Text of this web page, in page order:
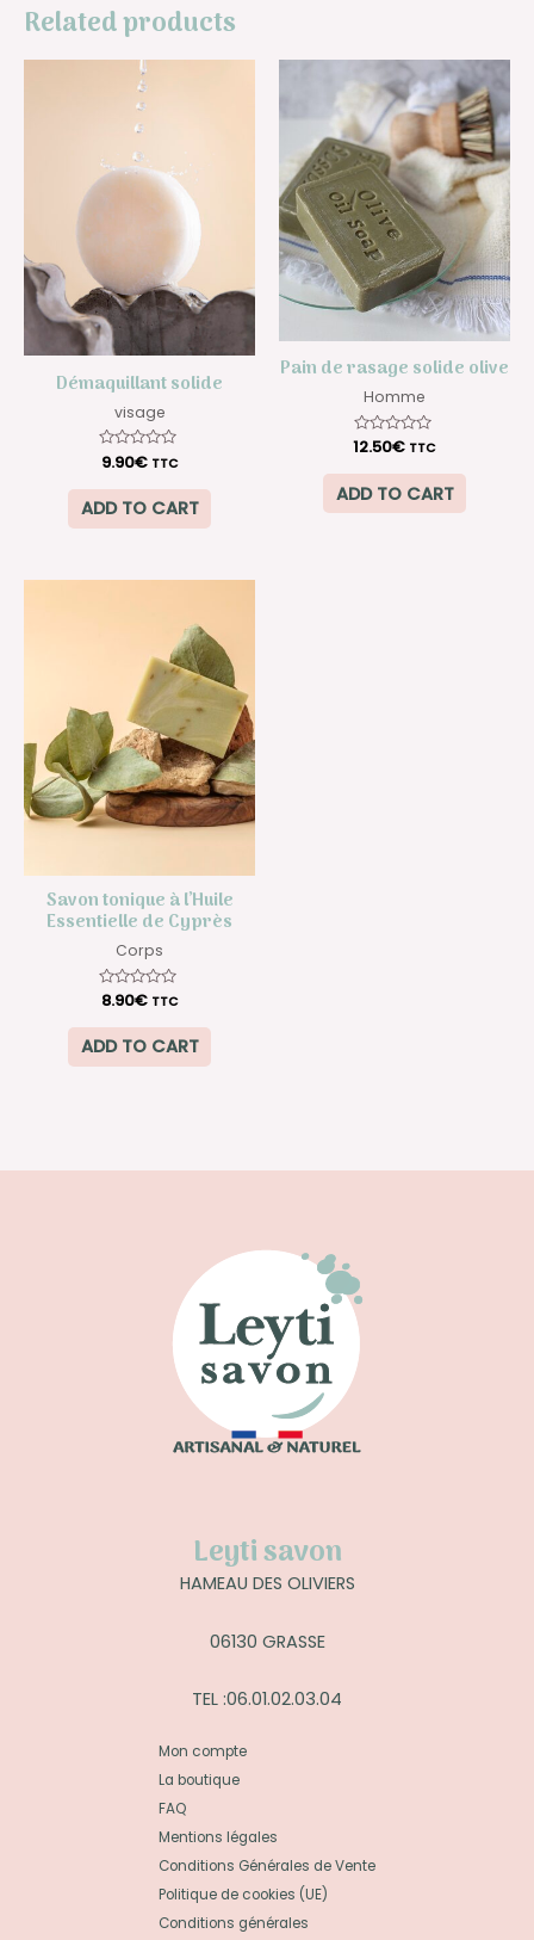
Related products
Démaquillant solide
visage
Rated
out
of
5
9.90€ TTC
ADD TO CART
Pain de rasage solide olive
Homme
Rated
out
of
5
12.50€ TTC
ADD TO CART
Savon tonique à l’Huile
Essentielle de Cyprès
Corps
Rated
out
of
5
8.90€ TTC
ADD TO CART
Leyti savon
HAMEAU DES OLIVIERS
06130 GRASSE
TEL :06.01.02.03.04
Mon compte
La boutique
FAQ
Mentions légales
Conditions Générales de Vente
Politique de cookies (UE)
Conditions générales